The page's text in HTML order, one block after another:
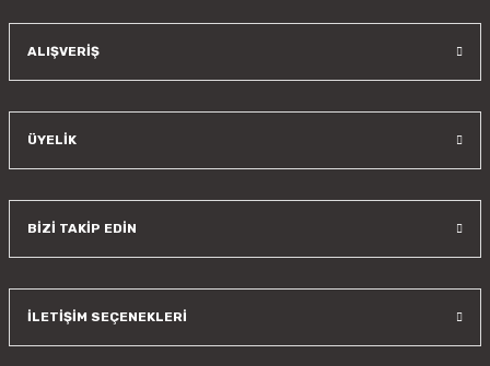
ALIŞVERİŞ
ÜYELİK
BİZİ TAKİP EDİN
İLETİŞİM SEÇENEKLERİ